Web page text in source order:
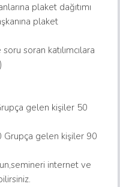
plaket dağıtımı
plaket
soran katılımcılara
gelen kişiler 50
Grupça gelen kişiler 90
internet ve